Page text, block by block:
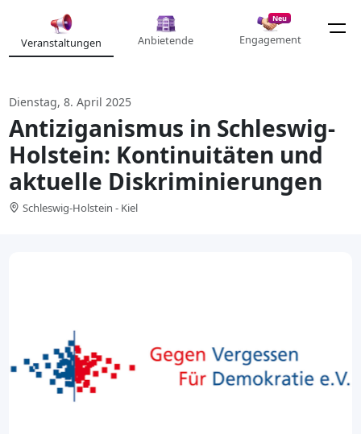
Veranstaltungen Anbietende
Neu
Engagement
Dienstag, 8. April 2025
Antiziganismus in Schleswig-
Holstein: Kontinuitäten und
aktuelle Diskriminierungen
Schleswig-Holstein - Kiel